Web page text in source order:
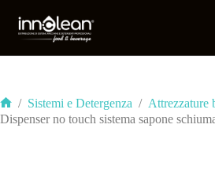
/ Sistemi e Detergenza / Attrezzature
Dispenser no touch sistema sapone